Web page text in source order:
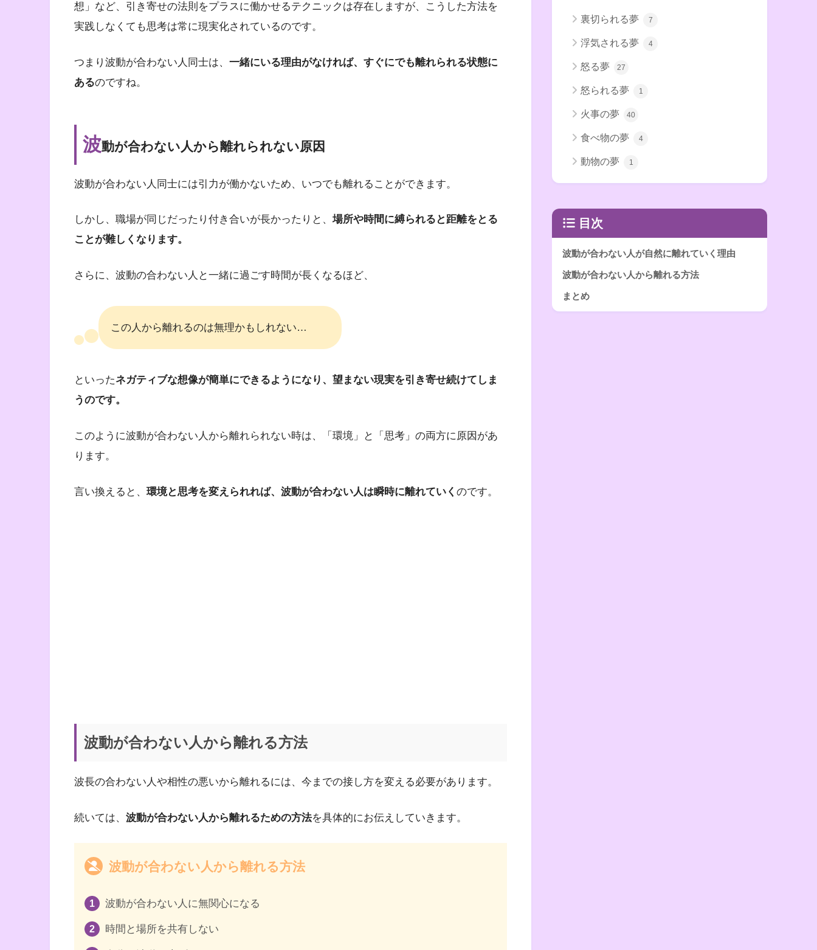
想」など、引き寄せの法則をプラスに働かせるテクニックは存在しますが、こうした方法を
実践しなくても思考は常に現実化されているのです。
つまり波動が合わない人同士は、 一緒にいる理由がなければ、すぐにでも離れられる状態に
あるのですね。
波動が合わない人から離れられない原因
波動が合わない人同士には引力が働かないため、いつでも離れることができます。
しかし、職場が同じだったり付き合いが長かったりと、 場所や時間に縛られると距離をとる
ことが難しくなります。
さらに、波動の合わない人と一緒に過ごす時間が長くなるほど、
この人から離れるのは無理かもしれない…
といったネガティブな想像が簡単にできるようになり、望まない現実を引き寄せ続けてしま
うのです。
このように波動が合わない人から離れられない時は、「環境」と「思考」の両方に原因があ
ります。
言い換えると、 環境と思考を変えられれば、波動が合わない人は瞬時に離れていく のです。
波動が合わない人から離れる方法
波長の合わない人や相性の悪いから離れるには、今までの接し方を変える必要があります。
続いては、 波動が合わない人から離れるための方法を具体的にお伝えしていきます。
波動が合わない人から離れる方法
波動が合わない人に無関心になる
時間と場所を共有しない
裏切られる夢 7
浮気される夢 4
怒る夢 27
怒られる夢 1
火事の夢 40
食べ物の夢 4
動物の夢 1
目次
波動が合わない人が自然に離れていく理由
波動が合わない人から離れる方法
まとめ